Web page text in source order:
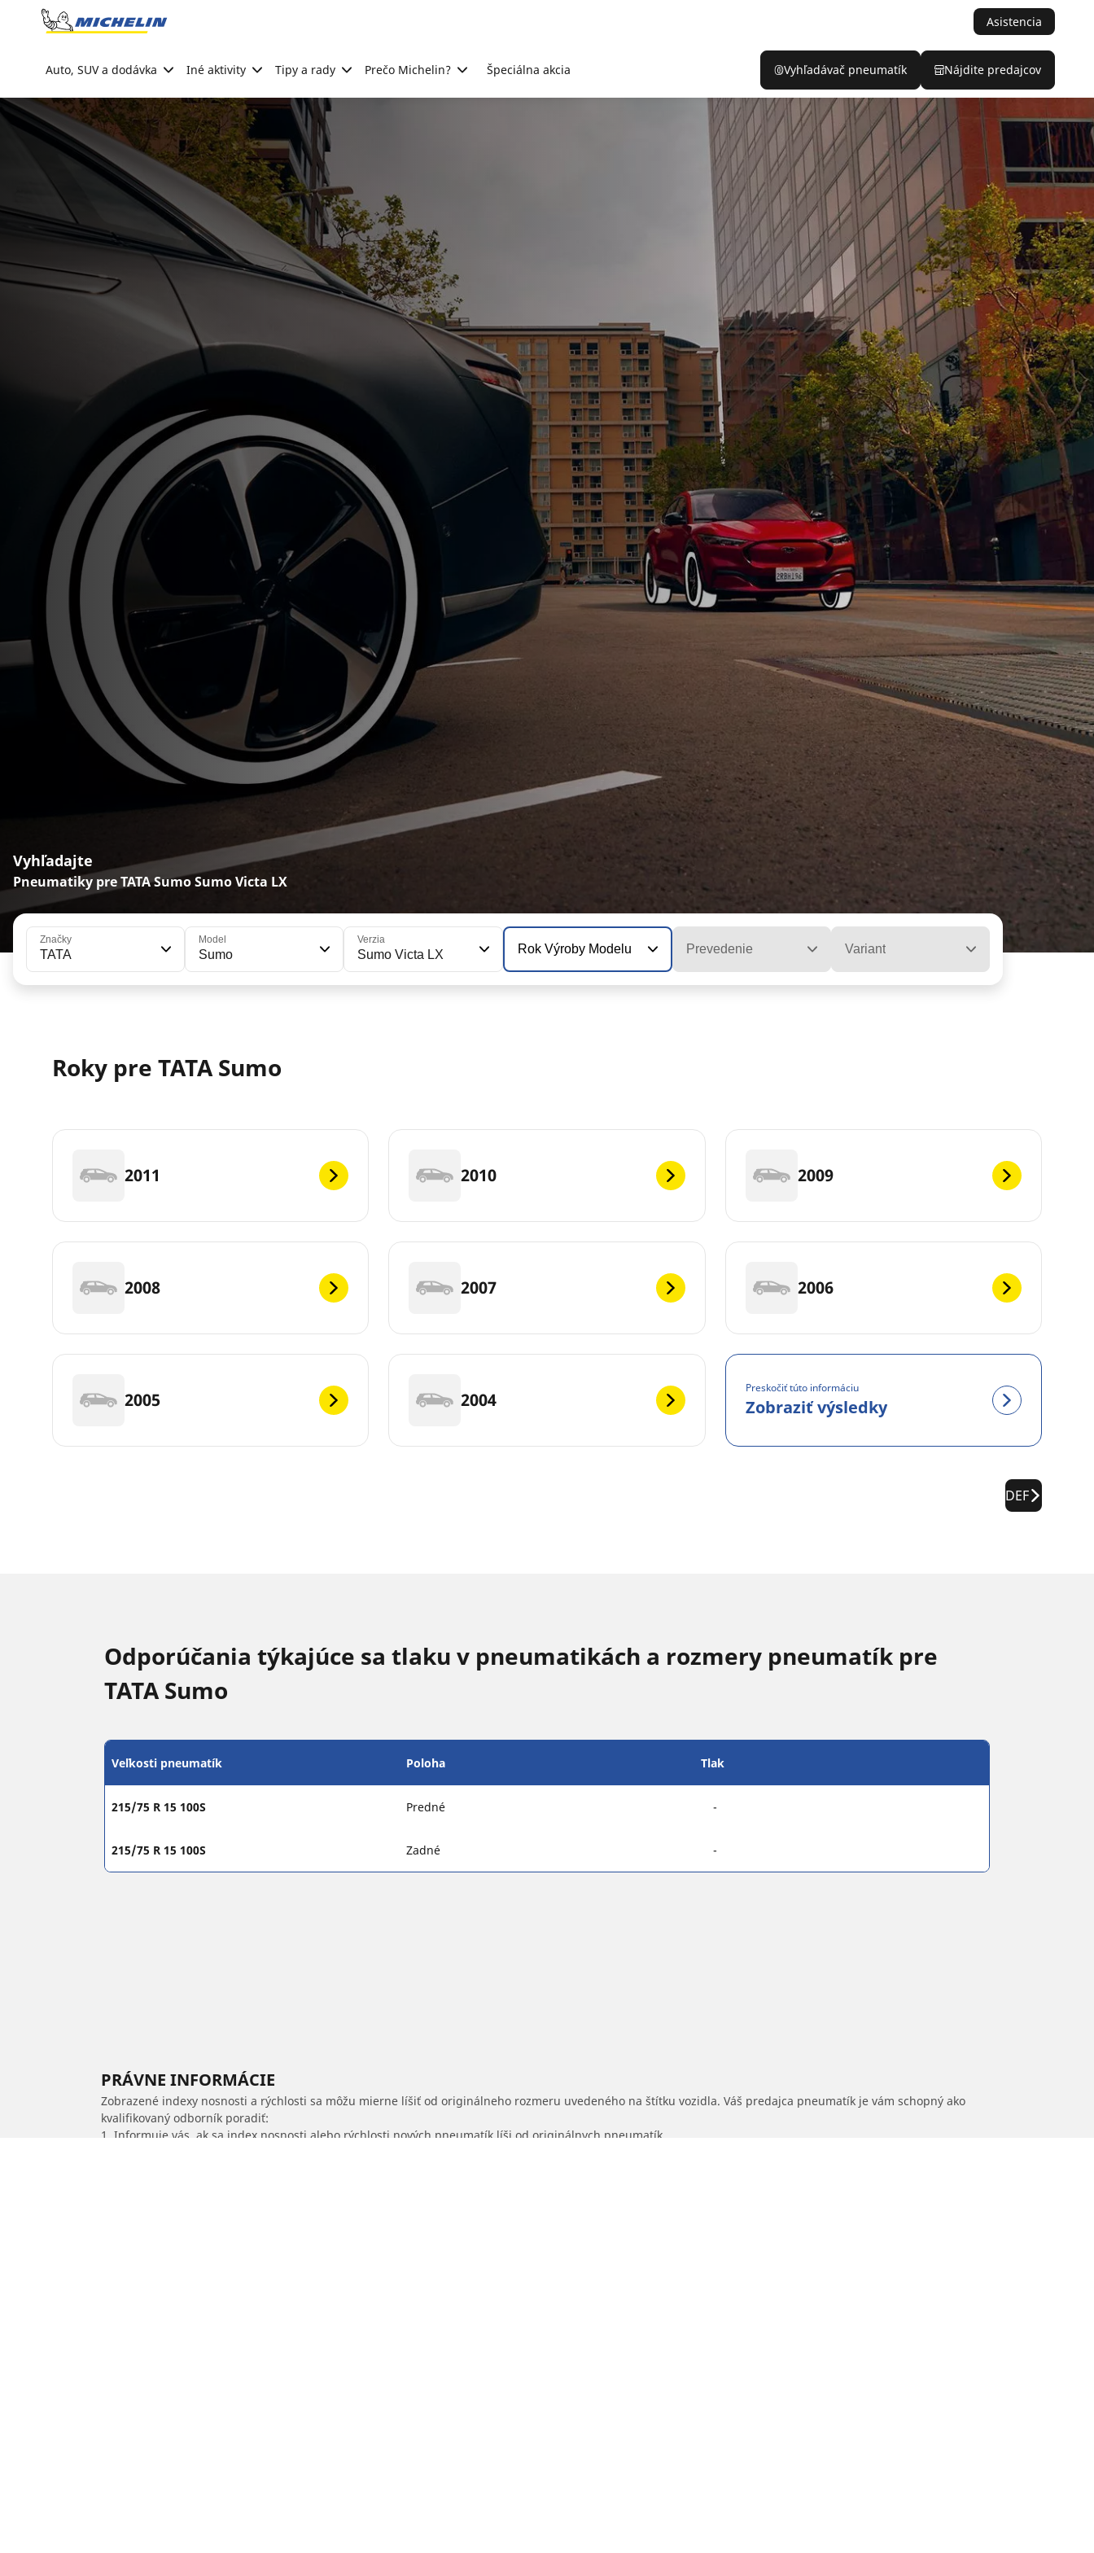
Go to page content
Asistencia
Auto, SUV a dodávka Iné aktivity Tipy a rady Prečo Michelin? Špeciálna akcia Vyhľadávač pneumatík Nájdite predajcov
Vyhľadajte
Pneumatiky pre TATA Sumo Sumo Victa LX
Značky
TATA
Model
Sumo
Verzia
Sumo Victa LX Rok Výroby Modelu Prevedenie Variant
Roky pre TATA Sumo
2011 2010 2009
2008 2007 2006
2005 2004
Preskočiť túto informáciu
Zobraziť výsledky
DEF
Odporúčania týkajúce sa tlaku v pneumatikách a rozmery pneumatík pre
TATA Sumo
Veľkosti pneumatík Poloha Tlak
215/75 R 15 100S Predné -
215/75 R 15 100S Zadné -
PRÁVNE INFORMÁCIE
Zobrazené indexy nosnosti a rýchlosti sa môžu mierne líšiť od originálneho rozmeru uvedeného na štítku vozidla. Váš predajca pneumatík je vám schopný ako
kvalifikovaný odborník poradiť:
1. Informuje vás, ak sa index nosnosti alebo rýchlosti nových pneumatík líši od originálnych pneumatík.